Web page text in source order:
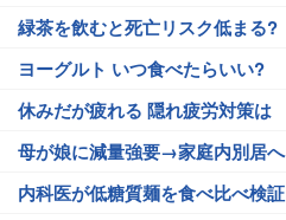
緑茶を飲むと死亡リスク低まる?
ヨーグルト いつ食べたらいい?
休みだが疲れる 隠れ疲労対策は
母が娘に減量強要→家庭内別居へ
内科医が低糖質麺を食べ比べ検証